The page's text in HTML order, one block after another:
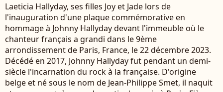
Laeticia Hallyday, ses filles Joy et Jade lors de
l'inauguration d'une plaque commémorative en
hommage à Johnny Hallyday devant l'immeuble où le
chanteur français a grandi dans le 9ème
arrondissement de Paris, France, le 22 décembre 2023.
Décédé en 2017, Johnny Hallyday fut pendant un demi-
siècle l'incarnation du rock à la française. D'origine
belge et né sous le nom de Jean-Philippe Smet, il naquit